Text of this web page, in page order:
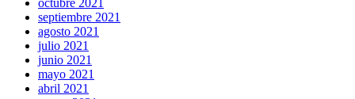
septiembre 2021
agosto 2021
julio 2021
junio 2021
mayo 2021
abril 2021